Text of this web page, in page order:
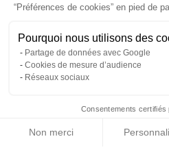
“Préférences de cookies” en pied de
Pourquoi nous utilisons des
Partage de données avec Google
Cookies de mesure d’audience
Réseaux sociaux
Consentements certifiés
Non merci
Gérer mes cookies
© Copyright 2026 France
Cliquez-ici pour modifier vos